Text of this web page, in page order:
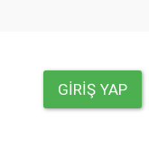
GIRIŞ YAP